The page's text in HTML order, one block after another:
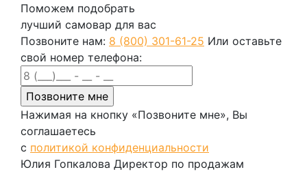
Поможем подобрать
лучший самовар для вас
Позвоните нам: 8 (800) 301-61-25 Или оставьте
свой номер телефона:
Нажимая на кнопку «Позвоните мне», Вы
соглашаетесь
с политикой конфиденциальности
Юлия Гопкалова Директор по продажам